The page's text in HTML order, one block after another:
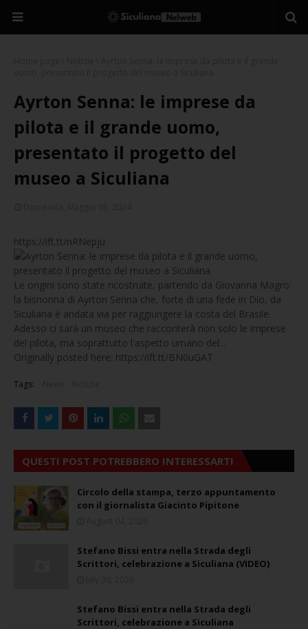
Ayrton Senna: le imprese da
pilota e il grande uomo,
presentato il progetto del
museo a Siculiana
https://ift.tt/nRNepju
Le origini sono state ricostruite, partendo da Giovanna Magro:
la bisnonna di Ayrton Senna che, forte di una fede in Dio, da
Siculiana è andata via per raggiungere la costa del Brasile.
Adesso ci sarà un museo che racconterà non solo le imprese
del pilota, ma soprattutto l'aspetto umano del...
Originally posted here: https://ift.tt/BN0uGAT
Tags:
QUESTI POST POTREBBERO INTERESSARTI
Circolo della stampa, terzo appuntamento
con il giornalista Giacinto Pipitone
Stefano Bissi entra nella Strada degli
Scrittori, celebrazione a Siculiana (VIDEO)
Stefano Bissi entra nella Strada degli
Scrittori, celebrazione a Siculiana